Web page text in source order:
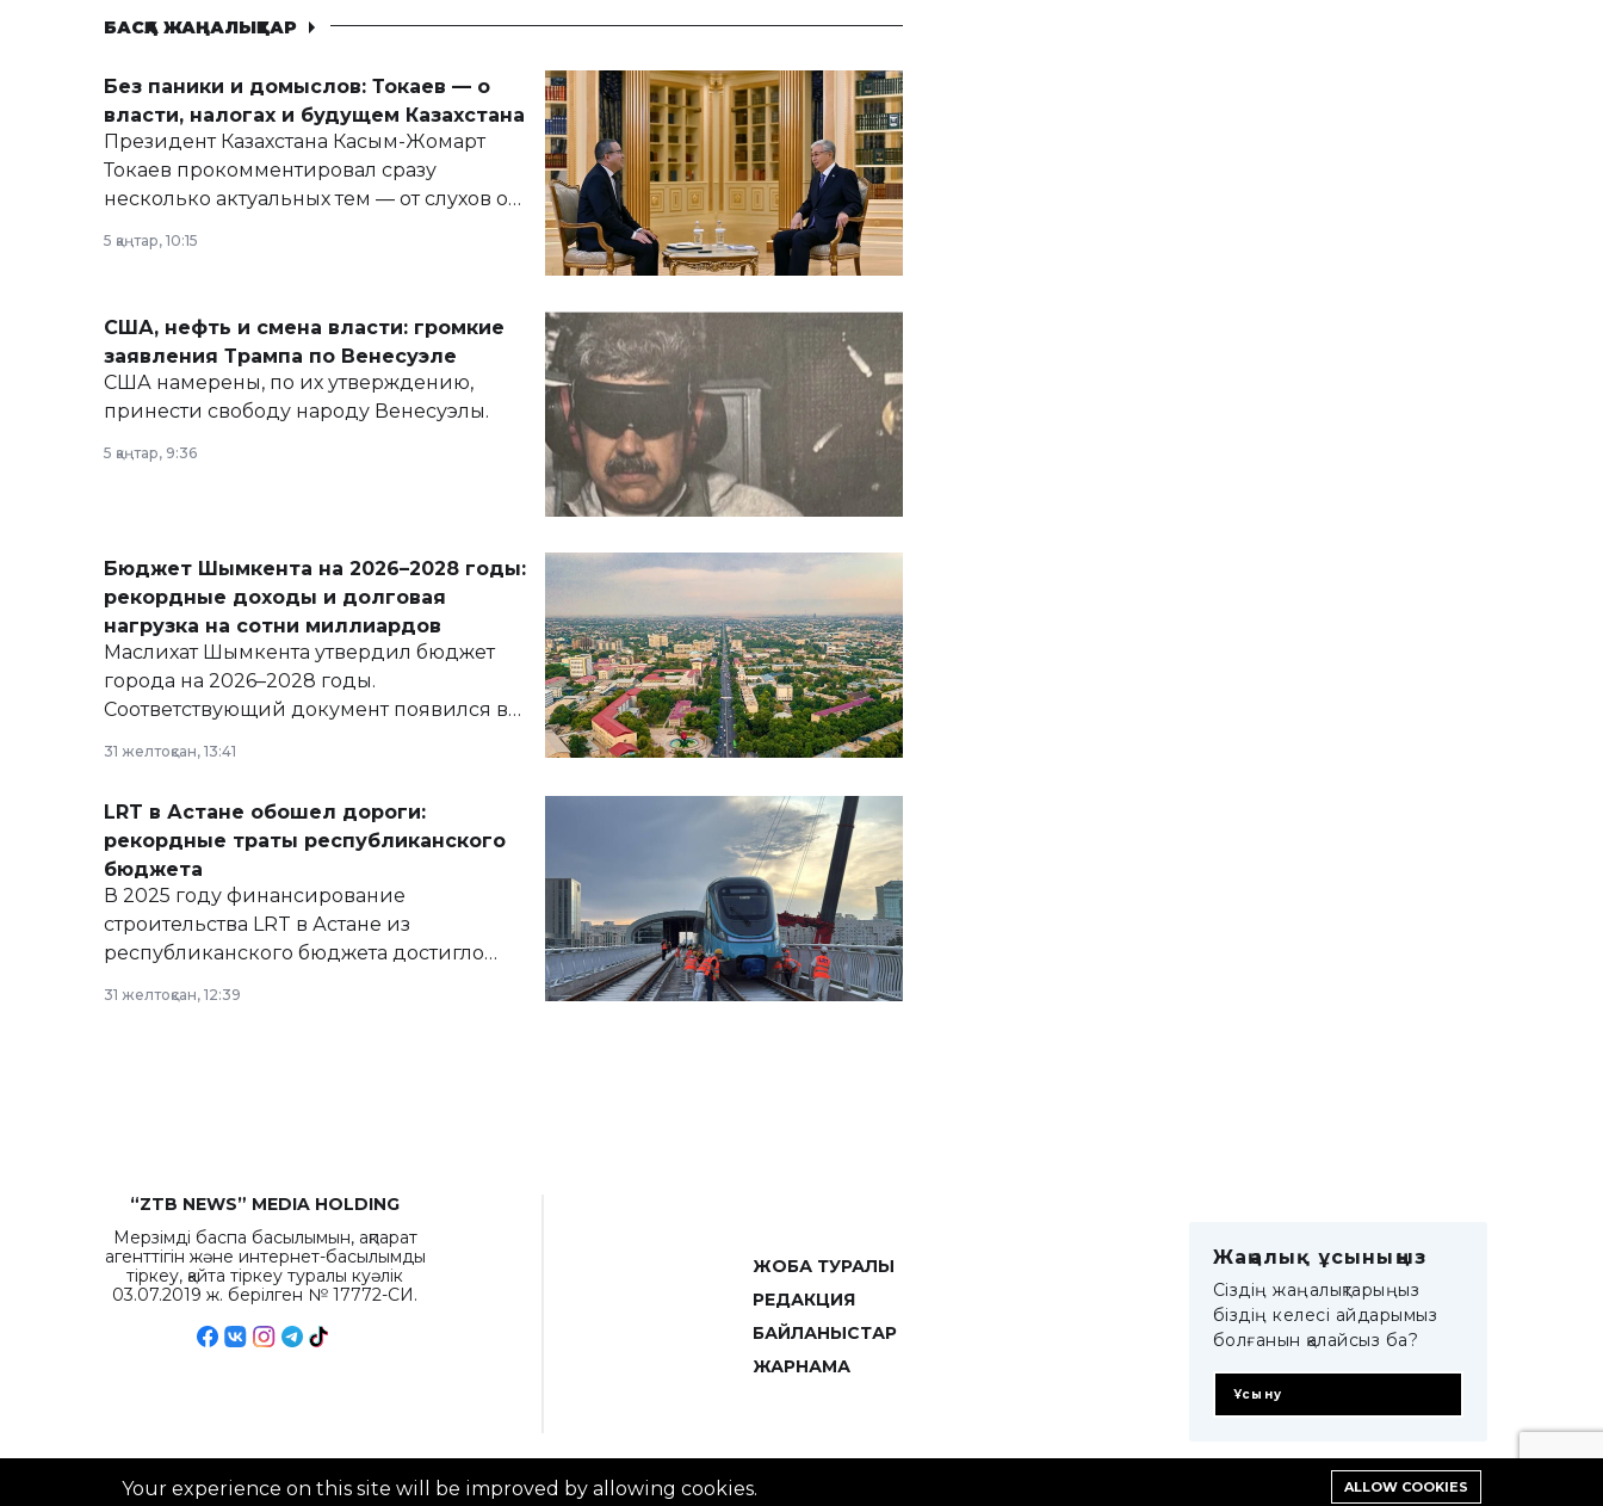
БАСҚА ЖАҢАЛЫҚТАР
Без паники и домыслов: Токаев — о
власти, налогах и будущем Казахстана
Президент Казахстана Касым-Жомарт
Токаев прокомментировал сразу
несколько актуальных тем — от слухов о
армии, экономики и личного здоровья.
5 қаңтар, 10:15
США, нефть и смена власти: громкие
заявления Трампа по Венесуэле
США намерены, по их утверждению,
принести свободу народу Венесуэлы.
5 қаңтар, 9:36
Бюджет Шымкента на 2026–2028 годы:
рекордные доходы и долговая
нагрузка на сотни миллиардов
Маслихат Шымкента утвердил бюджет
города на 2026–2028 годы.
Соответствующий документ появился в
сайте маслихат города.
31 желтоқсан, 13:41
LRT в Астане обошел дороги:
рекордные траты республиканского
бюджета
В 2025 году финансирование
строительства LRT в Астане из
республиканского бюджета достигло
31 желтоқсан, 12:39
“ZTB NEWS” MEDIA HOLDING
Мерзімді баспа басылымын, ақпарат
агенттігін және интернет-басылымды
тіркеу, қайта тіркеу туралы куәлік
03.07.2019 ж. берілген № 17772-СИ.
ЖОБА ТУРАЛЫ
РЕДАКЦИЯ
БАЙЛАНЫСТАР
ЖАРНАМА
Жаңалық ұсыныңыз
Сіздің жаңалықтарыңыз
біздің келесі айдарымыз
болғанын қалайсыз ба?
Ұсыну
Your experience on this site will be improved by allowing cookies. ALLOW COOKIES